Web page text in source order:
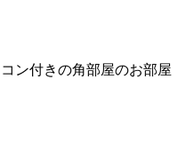
ン付きの角部屋のお部屋